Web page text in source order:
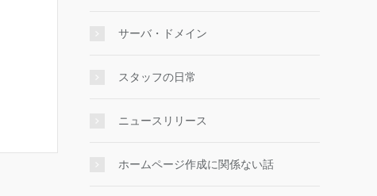
サーバ・ドメイン
スタッフの日常
ニュースリリース
ホームページ作成に関係ない話